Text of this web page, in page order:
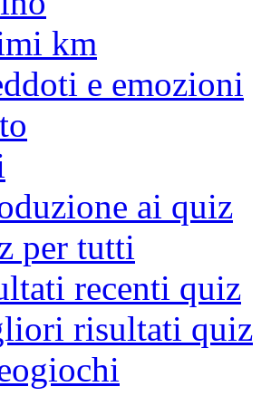
km
e emozioni
ai quiz
per tutti
recenti quiz
risultati quiz